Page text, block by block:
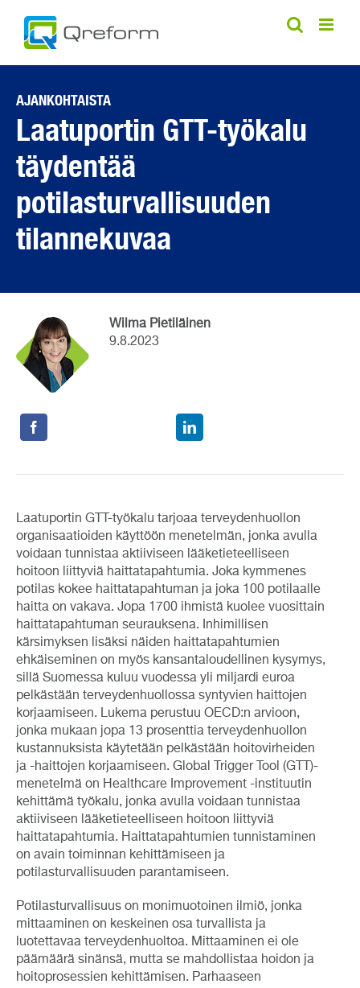
content
AJANKOHTAISTA
Laatuportin GTT-työkalu
täydentää
potilasturvallisuuden
tilannekuvaa
Wilma Pietiläinen
9.8.2023
Laatuportin GTT-työkalu tarjoaa terveydenhuollon
organisaatioiden käyttöön menetelmän, jonka avulla
voidaan tunnistaa aktiiviseen lääketieteelliseen
hoitoon liittyviä haittatapahtumia. Joka kymmenes
potilas kokee haittatapahtuman ja joka 100 potilaalle
haitta on vakava. Jopa 1700 ihmistä kuolee vuosittain
haittatapahtuman seurauksena. Inhimillisen
kärsimyksen lisäksi näiden haittatapahtumien
ehkäiseminen on myös kansantaloudellinen kysymys,
sillä Suomessa kuluu vuodessa yli miljardi euroa
pelkästään terveydenhuollossa syntyvien haittojen
korjaamiseen. Lukema perustuu OECD:n arvioon,
jonka mukaan jopa 13 prosenttia terveydenhuollon
kustannuksista käytetään pelkästään hoitovirheiden
ja -haittojen korjaamiseen. Global Trigger Tool (GTT)-
menetelmä on Healthcare Improvement -instituutin
kehittämä työkalu, jonka avulla voidaan tunnistaa
aktiiviseen lääketieteelliseen hoitoon liittyviä
haittatapahtumia. Haittatapahtumien tunnistaminen
on avain toiminnan kehittämiseen ja
potilasturvallisuuden parantamiseen.
Potilasturvallisuus on monimuotoinen ilmiö, jonka
mittaaminen on keskeinen osa turvallista ja
luotettavaa terveydenhuoltoa. Mittaaminen ei ole
päämäärä sinänsä, mutta se mahdollistaa hoidon ja
hoitoprosessien kehittämisen. Parhaaseen